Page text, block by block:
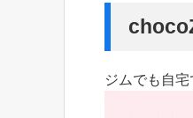
ジムでも自